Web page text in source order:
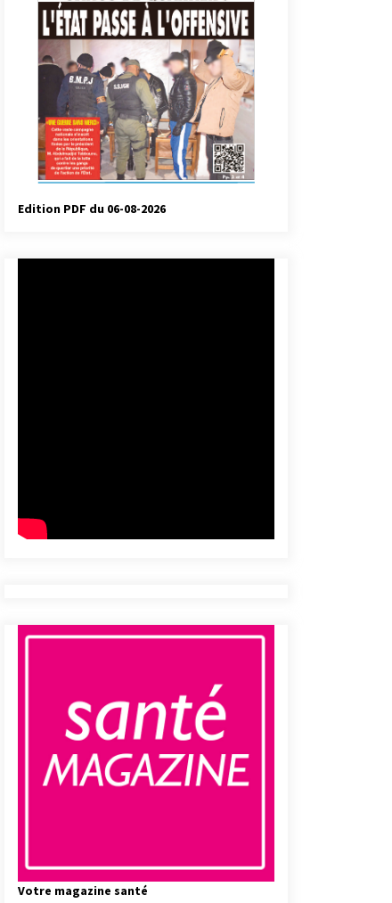
Droit à l’affiliation au régime
national de retraite : Coup d’envoi
d’une campagne de sensibilisation
au profit de la communauté
nationale à l’étranger
2 semaines ago
Université Alger 3 : Lancement d’un
master à cursus intégré à la licence
en communication en langue
amazighe
3 semaines ago
Edition PDF du 06-08-2026
Votre magazine santé